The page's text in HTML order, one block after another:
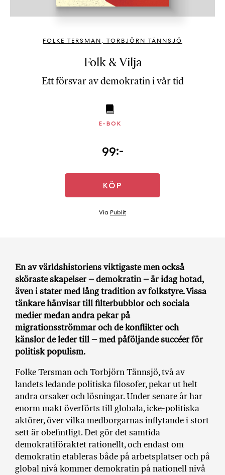
b
k
e
r
o
l
i
n
h
s
F
r
e
Folk & Vilja
Ett försvar av demokratin i vår tid
FOLKE TERSMAN, TORBJÖRN TÄNNSJÖ
99:-
KÖP
Via Publit
E-BOK
En av världshistoriens viktigaste men också
sköraste skapelser – demokratin – är idag hotad,
även i stater med lång tradition av folkstyre. Vissa
tänkare hänvisar till filterbubblor och sociala
medier medan andra pekar på
migrationsströmmar och de konflikter och
känslor de leder till – med påföljande succéer för
politisk populism.
Folke Tersman och Torbjörn Tännsjö, två av
landets ledande politiska filosofer, pekar ut helt
andra orsaker och lösningar. Under senare år har
enorm makt överförts till globala, icke-politiska
aktörer, över vilka medborgarnas inflytande i stort
sett är obefintligt. Det gör det samtida
demokratiföraktet rationellt, och endast om
demokratin etableras både på arbetsplatser och på
global nivå kommer demokratin på nationell nivå